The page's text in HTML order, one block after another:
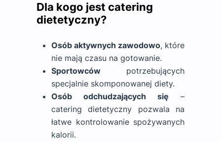
Dla kogo jest catering
dietetyczny?
Osób aktywnych zawodowo, które
nie mają czasu na gotowanie.
Sportowców potrzebujących
specjalnie skomponowanej diety.
Osób odchudzających się –
catering dietetyczny pozwala na
łatwe kontrolowanie spożywanych
kalorii.